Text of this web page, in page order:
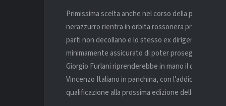
Primissima scelta anche nel corso della passata
nerazzurro rientra in orbita rossonera proprio per
parti non decollano e lo stesso ex dirigente della
minimamente assicurato di poter proseguire la
Giorgio Furlani riprenderebbe in mano il discorso
Vincenzo Italiano in panchina, con l’addio di
qualificazione alla prossima edizione della